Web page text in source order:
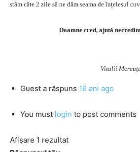
stăm câte 2 zile să ne dăm seama de înțelesul
Doamne cred, ajută
Vitalii
Guest a răspuns 16 ani ago
You must login to post comments
Afișare 1 rezultat